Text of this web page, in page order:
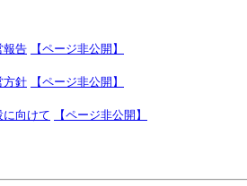
報告 【ページ非公開】
方針 【ページ非公開】
に向けて 【ページ非公開】